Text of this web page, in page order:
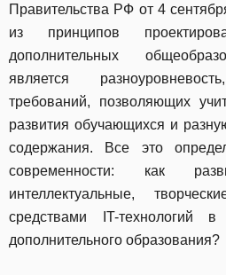
Правительства РФ от 4
из принципов
дополнительных
является
требований, позволяющих
развития обучающихся и
содержания. Все это
современности: как
интеллектуальные,
средствами IT-технологий
дополнительного образования?